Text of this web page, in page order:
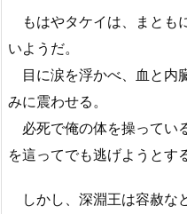
もはやタケイは、まとも
いようだ。
目に涙を浮かべ、血と内
みに震わせる。
必死で俺の体を操ってい
を這ってでも逃げようとす
しかし、深淵王は容赦な